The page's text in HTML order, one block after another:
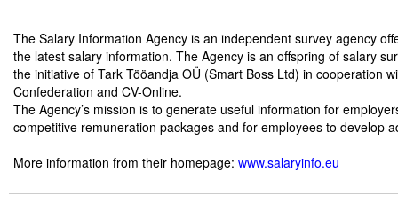
Astu ICC Eesti liikmeks!
Kalender
ICC Eesti
Tegevused
Publikatsioonid
The Salary Information Agency is an independent survey agency
the latest salary information. The Agency is an offspring of salary
the initiative of Tark Tööandja OÜ (Smart Boss Ltd) in cooperation
Confederation and CV-Online.
The Agency’s mission is to generate useful information for
competitive remuneration packages and for employees to develop
More information from their homepage: www.salaryinfo.eu